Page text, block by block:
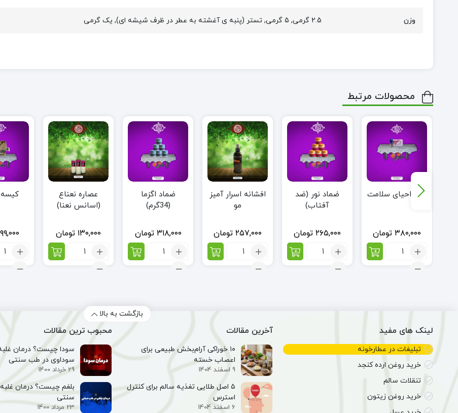
وزن 2.5 گرمی, 5 گرمی, تستر (پنبه ی آغشته به عطر در ظرف شیشه ای), یک گرمی
محصولات مرتبط
عطر احیای سلامت
۳۸۰,۰۰۰ تومان
تعداد:
ضماد نور (ضد
آفتاب)
۲۶۵,۰۰۰ تومان
تعداد:
افشانه اسرار آمیز
مو
۲۵۷,۰۰۰ تومان
تعداد:
ضماد اگزما
(34گرم)
۳۱۸,۰۰۰ تومان
تعداد:
عصاره نعناع
(اسانس نعنا)
۱۳۰,۰۰۰ تومان
تعداد:
۹۹,۰۰۰
بازگشت به بالا
لینک های مفید
تبلیغات در عطارخونه
خرید روغن ارده کنجد
تنقلات سالم
خرید روغن زیتون
آخرین مقالات
۱۰ خوراکی آرام‌بخش طبیعی برای
اعصاب خسته
9 اسفند 1404
۵ اصل طلایی تغذیه سالم برای کنترل
استرس
6 اسفند 1404
محبوب ترین مقالات
سودا چیست؟ درمان
سوداوی در طب سنتی
29 خرداد 1400
بلغم چیست؟ درمان
سنتی
23 مرداد 1400